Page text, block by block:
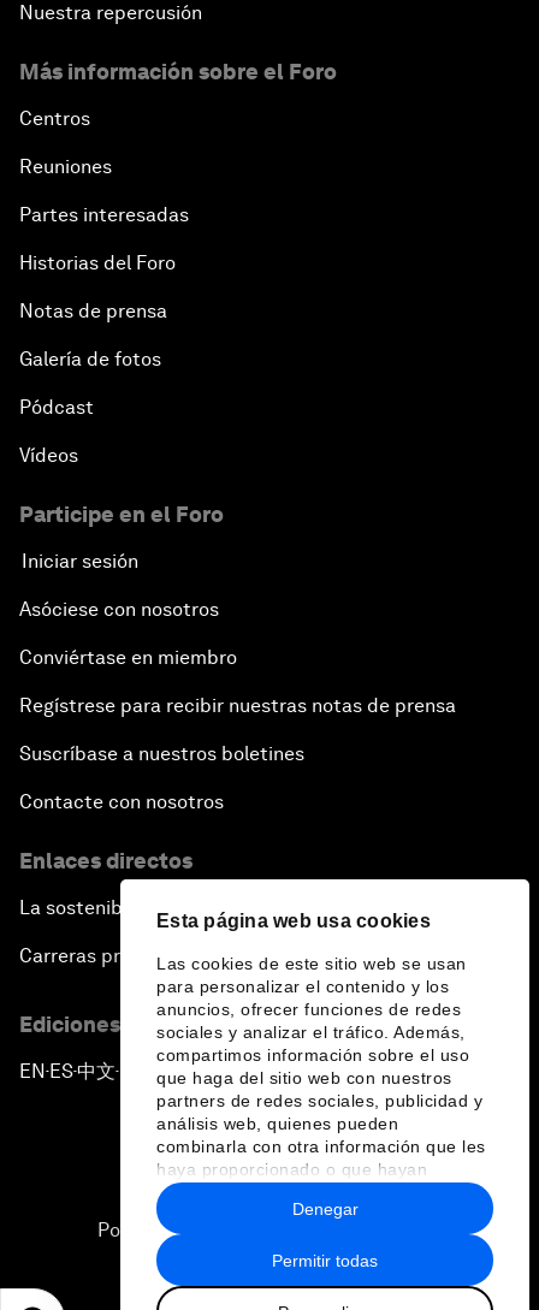
Esta página web usa cookies
Las cookies de este sitio web se usan
para personalizar el contenido y los
anuncios, ofrecer funciones de redes
sociales y analizar el tráfico. Además,
compartimos información sobre el uso
que haga del sitio web con nuestros
partners de redes sociales, publicidad y
análisis web, quienes pueden
combinarla con otra información que les
haya proporcionado o que hayan
recopilado a partir del uso que haya
hecho de sus servicios.
Permitir todas
Denegar
Nuestra repercusión
Más información sobre el Foro
Centros
Reuniones
Partes interesadas
Historias del Foro
Notas de prensa
Galería de fotos
Pódcast
Vídeos
Participe en el Foro
Iniciar sesión
Asóciese con nosotros
Conviértase en miembro
Regístrese para recibir nuestras notas de prensa
Suscríbase a nuestros boletines
Contacte con nosotros
Enlaces directos
La sostenibilidad en el Foro
Carreras profesionales
Ediciones en otros idiomas
EN ▪ ES▪中文▪ 日本語
Política de privacidad y normas de uso